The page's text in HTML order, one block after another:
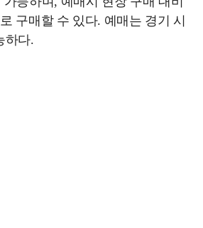
구매할 수 있다. 예매는 경기 시
하다.